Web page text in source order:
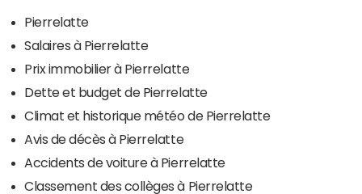
Pierrelatte
Salaires à Pierrelatte
Prix immobilier à Pierrelatte
Dette et budget de Pierrelatte
Climat et historique météo de Pierrelatte
Avis de décès à Pierrelatte
Accidents de voiture à Pierrelatte
Classement des collèges à Pierrelatte